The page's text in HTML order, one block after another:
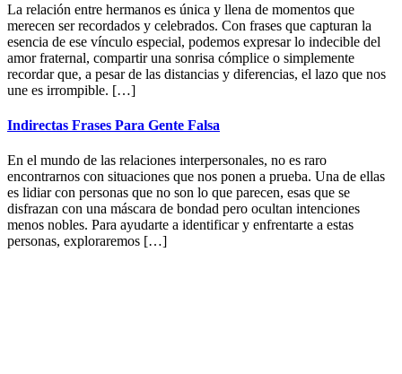
La relación entre hermanos es única y llena de momentos que
merecen ser recordados y celebrados. Con frases que capturan la
esencia de ese vínculo especial, podemos expresar lo indecible del
amor fraternal, compartir una sonrisa cómplice o simplemente
recordar que, a pesar de las distancias y diferencias, el lazo que nos
une es irrompible. […]
Indirectas Frases Para Gente Falsa
En el mundo de las relaciones interpersonales, no es raro
encontrarnos con situaciones que nos ponen a prueba. Una de ellas
es lidiar con personas que no son lo que parecen, esas que se
disfrazan con una máscara de bondad pero ocultan intenciones
menos nobles. Para ayudarte a identificar y enfrentarte a estas
personas, exploraremos […]